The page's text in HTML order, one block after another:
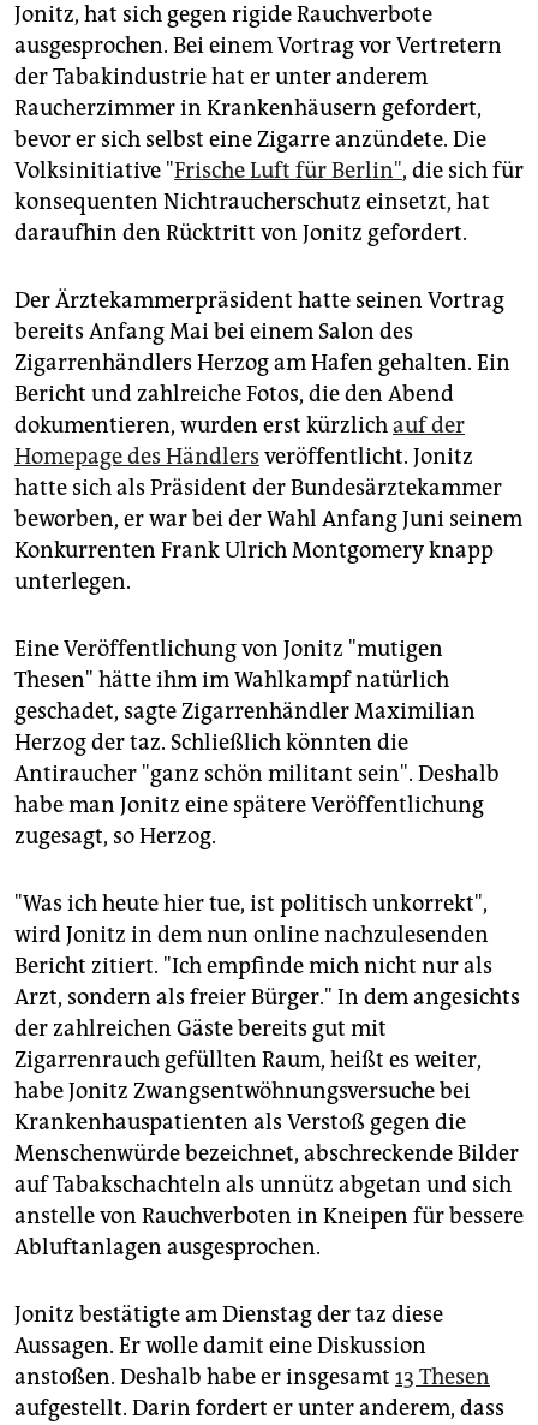
genossenschaft
epaper login
Jonitz, hat sich gegen rigide Rauchverbote
ausgesprochen. Bei einem Vortrag vor Vertretern
der Tabakindustrie hat er unter anderem
Raucherzimmer in Krankenhäusern gefordert,
bevor er sich selbst eine Zigarre anzündete. Die
Volksinitiative "Frische Luft für Berlin", die sich für
konsequenten Nichtraucherschutz einsetzt, hat
daraufhin den Rücktritt von Jonitz gefordert.
Der Ärztekammerpräsident hatte seinen Vortrag
bereits Anfang Mai bei einem Salon des
Zigarrenhändlers Herzog am Hafen gehalten. Ein
Bericht und zahlreiche Fotos, die den Abend
dokumentieren, wurden erst kürzlichauf der
Homepage des Händlers veröffentlicht. Jonitz
hatte sich als Präsident der Bundesärztekammer
beworben, er war bei der Wahl Anfang Juni seinem
Konkurrenten Frank Ulrich Montgomery knapp
unterlegen.
Eine Veröffentlichung von Jonitz "mutigen
Thesen" hätte ihm im Wahlkampf natürlich
geschadet, sagte Zigarrenhändler Maximilian
Herzog der taz. Schließlich könnten die
Antiraucher "ganz schön militant sein". Deshalb
habe man Jonitz eine spätere Veröffentlichung
zugesagt, so Herzog.
"Was ich heute hier tue, ist politisch unkorrekt",
wird Jonitz in dem nun online nachzulesenden
Bericht zitiert. "Ich empfinde mich nicht nur als
Arzt, sondern als freier Bürger." In dem angesichts
der zahlreichen Gäste bereits gut mit
Zigarrenrauch gefüllten Raum, heißt es weiter,
habe Jonitz Zwangsentwöhnungsversuche bei
Krankenhauspatienten als Verstoß gegen die
Menschenwürde bezeichnet, abschreckende Bilder
auf Tabakschachteln als unnütz abgetan und sich
anstelle von Rauchverboten in Kneipen für bessere
Abluftanlagen ausgesprochen.
Jonitz bestätigte am Dienstag der taz diese
Aussagen. Er wolle damit eine Diskussion
anstoßen. Deshalb habe er insgesamt 13 Thesen
aufgestellt. Darin fordert er unter anderem, dass